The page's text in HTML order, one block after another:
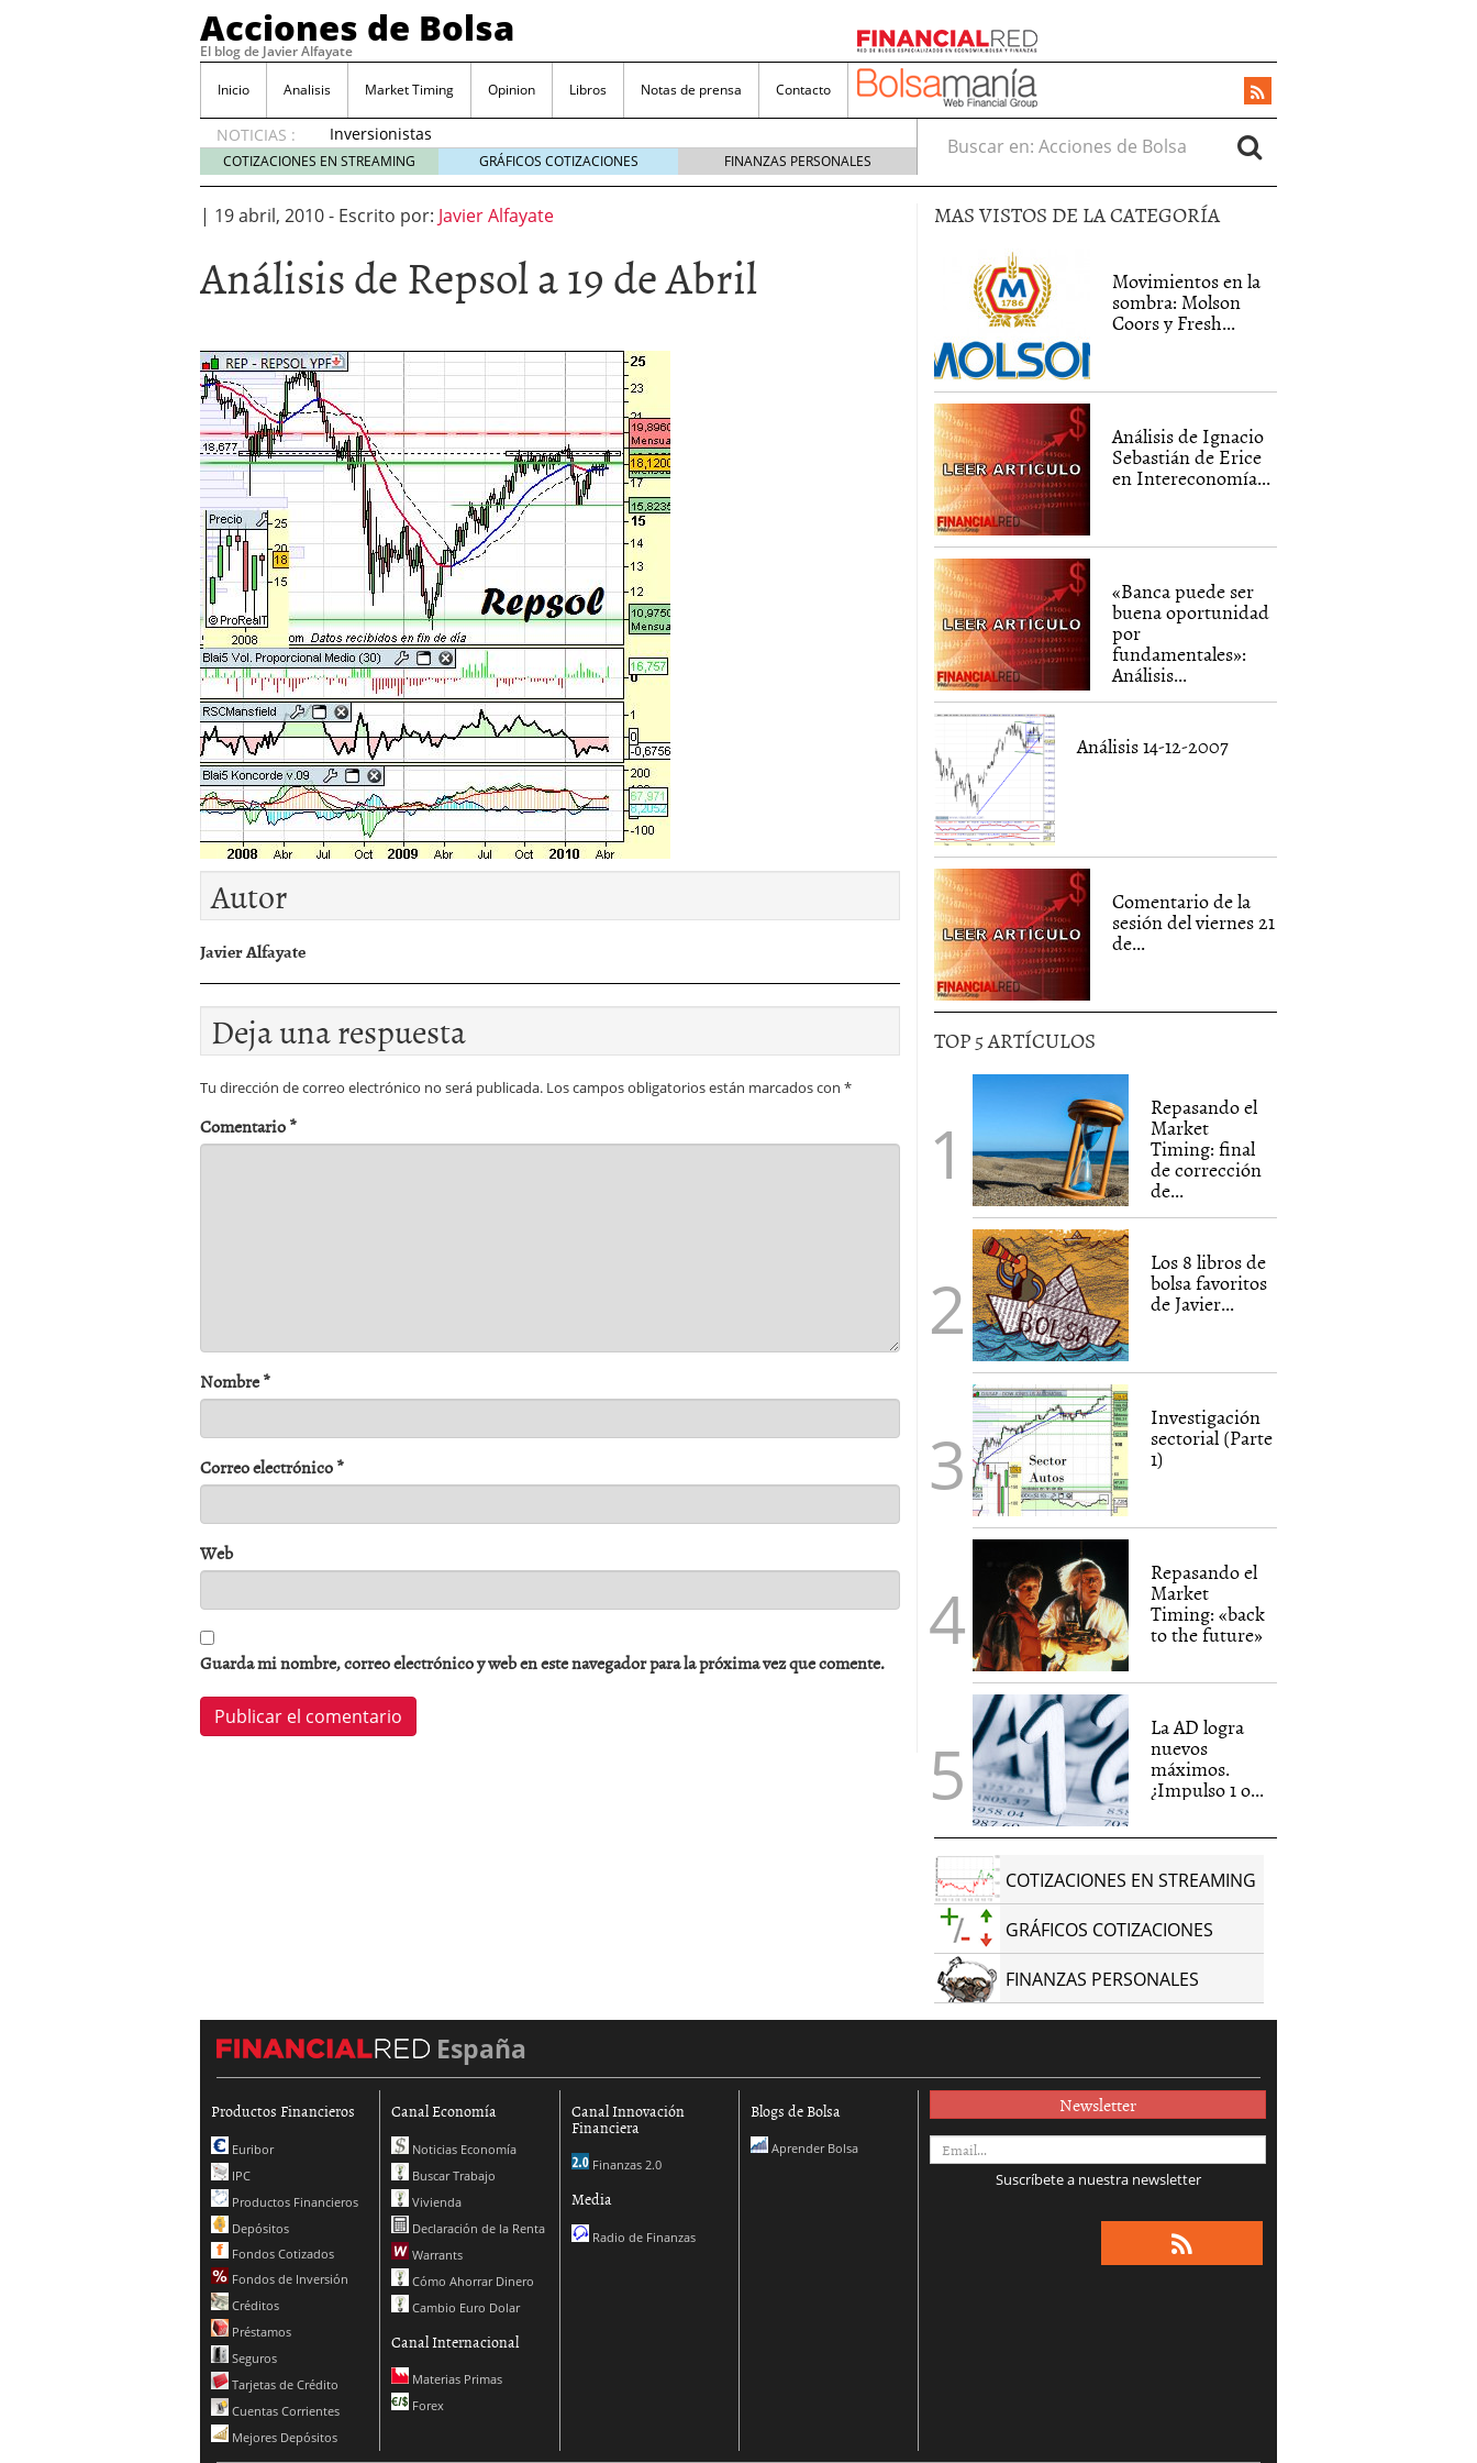
Acciones de Bolsa
El blog de Javier Alfayate
Inicio Analisis Market Timing Opinion Libros Notas de prensa Contacto
NOTICIAS :
Inversionistas
VIP en
México
creciente
por SIFX
mayo 8,
noviembre 30, 2024
Entendiendo los ETF de Bitcoin noviembre 22, 2024
Dividend Kings: empresas que destacan por sus dividendos constantes
noviembre 12, 2024
Descubre RealAdvisor: Una poderosa herramienta para tus inversiones
inmobiliarias septiembre 23, 2024
COTIZACIONES EN STREAMING GRÁFICOS COTIZACIONES FINANZAS PERSONALES
Buscar en:
| 19 abril, 2010- Escrito por: Javier Alfayate
Análisis de Repsol a 19 de Abril
Autor
Javier Alfayate
Deja una respuesta
Tu dirección de correo electrónico no será publicada. Los campos obligatorios están marcados con *
Comentario*
Nombre*
Correo electrónico*
Web
Guarda mi nombre, correo electrónico y web en este navegador para la próxima vez que comente.
MAS VISTOS DE LA CATEGORÍA
Movimientos en la
sombra: Molson
Coors y Fresh...
Análisis de Ignacio
Sebastián de Erice
en Intereconomía...
«Banca puede ser
buena oportunidad
por
fundamentales»:
Análisis...
Análisis 14-12-2007
Comentario de la
sesión del viernes 21
de...
TOP 5 ARTÍCULOS
Repasando el
Market
Timing: final
de corrección
de...
Los 8 libros de
bolsa favoritos
de Javier...
Investigación
sectorial (Parte
1)
Repasando el
Market
Timing: «back
to the future»
La AD logra
nuevos
máximos.
¿Impulso 1 o...
COTIZACIONES EN STREAMING
GRÁFICOS COTIZACIONES
FINANZAS PERSONALES
España
Productos Financieros
Euribor
IPC
Productos Financieros
Depósitos
Fondos Cotizados
Fondos de Inversión
Créditos
Préstamos
Seguros
Tarjetas de Crédito
Cuentas Corrientes
Mejores Depósitos
Canal Economía
Noticias Economía
Buscar Trabajo
Vivienda
Declaración de la Renta
Warrants
Cómo Ahorrar Dinero
Cambio Euro Dolar
Canal Internacional
Materias Primas
Forex
Canal Innovación
Financiera
Finanzas 2.0
Media
Radio de Finanzas
Blogs de Bolsa
Aprender Bolsa
Newsletter
Suscríbete a nuestra newsletter